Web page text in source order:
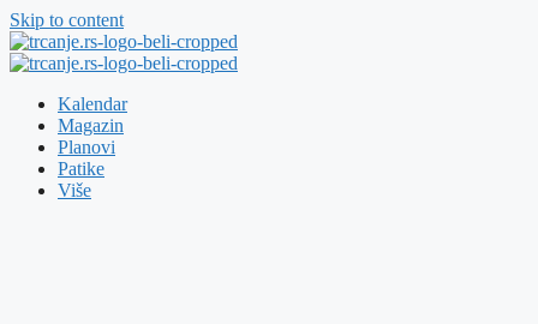
Skip to content
Kalendar
Magazin
Planovi
Patike
Više